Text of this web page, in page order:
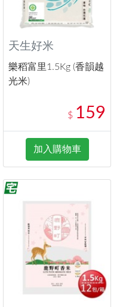
天生好米
樂稻富里1.5Kg (香韻越
光米)
$ 159
加入購物車